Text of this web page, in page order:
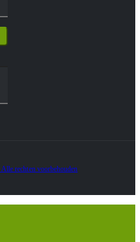
rechten voorbehouden